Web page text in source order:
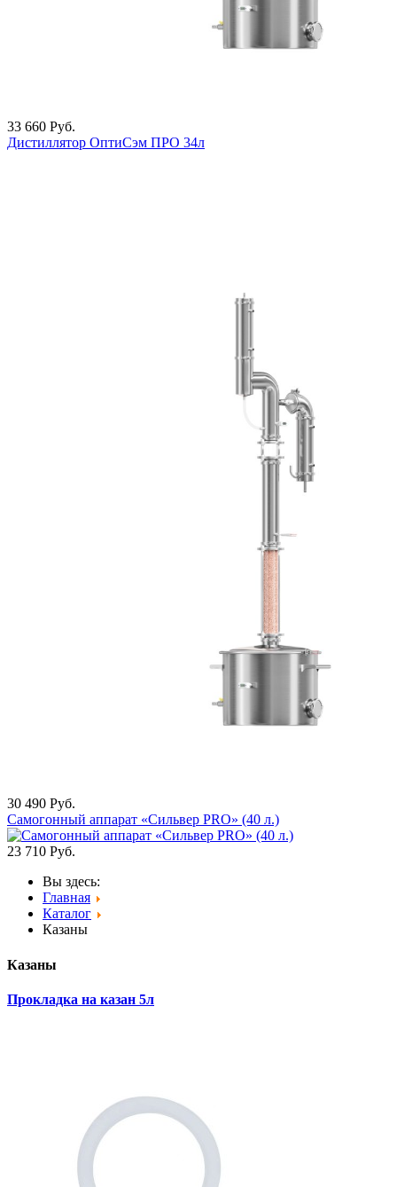
33 660 Руб.
Дистиллятор ОптиСэм ПРО 34л
30 490 Руб.
Самогонный аппарат «Сильвер PRO» (40 л.)
23 710 Руб.
Вы здесь:
Главная
Каталог
Казаны
Казаны
Прокладка на казан 5л